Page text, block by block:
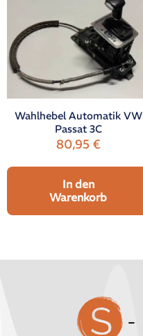
Wahlhebel Automatik VW
Passat 3C
80,95 €
In den
Warenkorb